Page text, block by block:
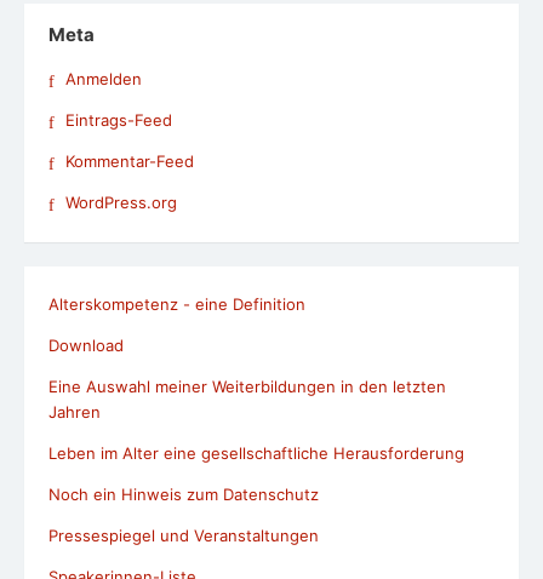
Meta
Anmelden
Eintrags-Feed
Kommentar-Feed
WordPress.org
Alterskompetenz - eine Definition
Download
Eine Auswahl meiner Weiterbildungen in den letzten
Jahren
Leben im Alter eine gesellschaftliche Herausforderung
Noch ein Hinweis zum Datenschutz
Pressespiegel und Veranstaltungen